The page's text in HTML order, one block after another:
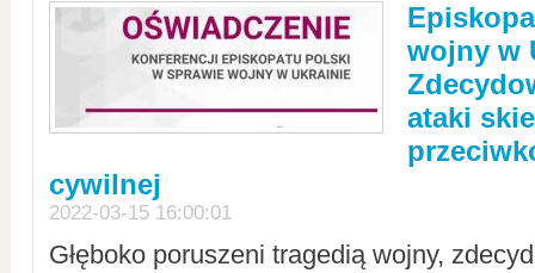
wojny w
ataki
cywilnej
2022-03-15 16:00:01
Głęboko poruszeni tragedią wojny,